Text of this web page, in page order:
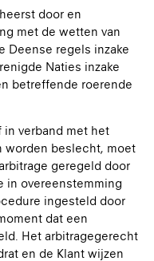
door en
met de wetten van
Deense regels inzake
Naties inzake
betreffende roerende
in verband met het
worden beslecht, moet
geregeld door
in overeenstemming
ingesteld door
dat een
Het arbitragegerecht
en de Klant wijzen